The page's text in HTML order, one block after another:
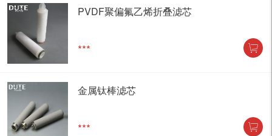
PVDF聚偏氟乙烯折叠滤芯
***
金属钛棒滤芯
***